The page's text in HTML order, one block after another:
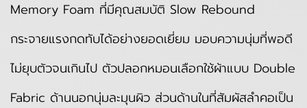
Memory Foam ที่มีคุณสมบัติ Slow Rebound
กระจายแรงกดทับได้อย่างยอดเยี่ยม มอบความนุ่มที่พอดี
ไม่ยุบตัวจนเกินไป ตัวปลอกหมอนเลือกใช้ผ้าแบบ Double
Fabric ด้านนอกนุ่มละมุนผิว ส่วนด้านในที่สัมผัสลำคอเป็น